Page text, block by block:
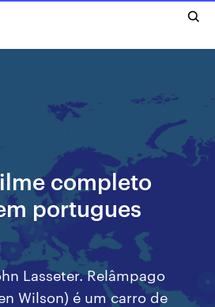
completo
portugues
Lasseter. Relâmpago
Wilson) é um carro de